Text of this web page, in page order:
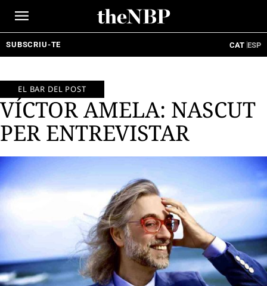
SUBSCRIU-TE CAT ESP
EL BAR DEL POST
VÍCTOR AMELA: NASCUT
PER ENTREVISTAR